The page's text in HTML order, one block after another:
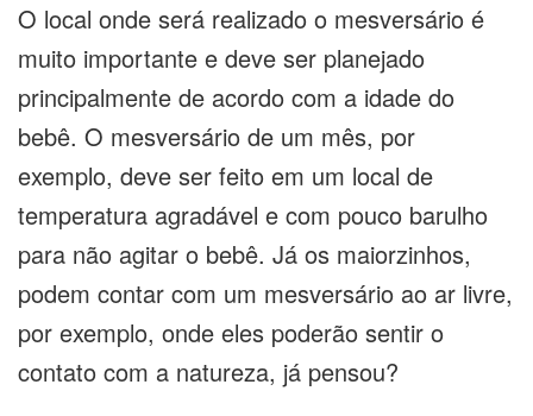
O local onde será realizado o mesversário é
muito importante e deve ser planejado
principalmente de acordo com a idade do
bebê. O mesversário de um mês, por
exemplo, deve ser feito em um local de
temperatura agradável e com pouco barulho
para não agitar o bebê. Já os maiorzinhos,
podem contar com um mesversário ao ar livre,
por exemplo, onde eles poderão sentir o
contato com a natureza, já pensou?